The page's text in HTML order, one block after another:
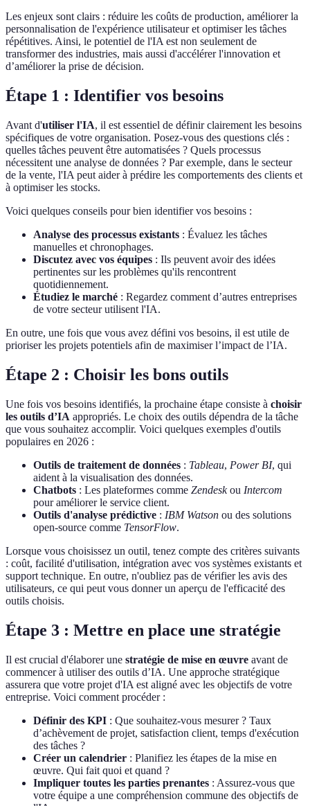
Les enjeux sont clairs : réduire les coûts de production, améliorer la
personnalisation de l'expérience utilisateur et optimiser les tâches
répétitives. Ainsi, le potentiel de l'IA est non seulement de
transformer des industries, mais aussi d'accélérer l'innovation et
d’améliorer la prise de décision.
Étape 1 : Identifier vos besoins
Avant d'utiliser l'IA, il est essentiel de définir clairement les besoins
spécifiques de votre organisation. Posez-vous des questions clés :
quelles tâches peuvent être automatisées ? Quels processus
nécessitent une analyse de données ? Par exemple, dans le secteur
de la vente, l'IA peut aider à prédire les comportements des clients et
à optimiser les stocks.
Voici quelques conseils pour bien identifier vos besoins :
Analyse des processus existants : Évaluez les tâches
manuelles et chronophages.
Discutez avec vos équipes : Ils peuvent avoir des idées
pertinentes sur les problèmes qu'ils rencontrent
quotidiennement.
Étudiez le marché : Regardez comment d’autres entreprises
de votre secteur utilisent l'IA.
En outre, une fois que vous avez défini vos besoins, il est utile de
prioriser les projets potentiels afin de maximiser l’impact de l’IA.
Étape 2 : Choisir les bons outils
Une fois vos besoins identifiés, la prochaine étape consiste à choisir
les outils d’IA appropriés. Le choix des outils dépendra de la tâche
que vous souhaitez accomplir. Voici quelques exemples d'outils
populaires en 2026 :
Outils de traitement de données : Tableau, Power BI, qui
aident à la visualisation des données.
Chatbots : Les plateformes comme Zendeskou Intercom
pour améliorer le service client.
Outils d'analyse prédictive : IBM Watson ou des solutions
open-source comme TensorFlow.
Lorsque vous choisissez un outil, tenez compte des critères suivants
: coût, facilité d'utilisation, intégration avec vos systèmes existants et
support technique. En outre, n'oubliez pas de vérifier les avis des
utilisateurs, ce qui peut vous donner un aperçu de l'efficacité des
outils choisis.
Étape 3 : Mettre en place une stratégie
Il est crucial d'élaborer une stratégie de mise en œuvre avant de
commencer à utiliser des outils d’IA. Une approche stratégique
assurera que votre projet d'IA est aligné avec les objectifs de votre
entreprise. Voici comment procéder :
Définir des KPI : Que souhaitez-vous mesurer ? Taux
d’achèvement de projet, satisfaction client, temps d'exécution
des tâches ?
Créer un calendrier : Planifiez les étapes de la mise en
œuvre. Qui fait quoi et quand ?
Impliquer toutes les parties prenantes : Assurez-vous que
votre équipe a une compréhension commune des objectifs de